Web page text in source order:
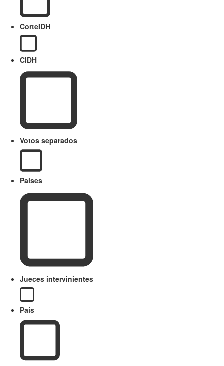
CorteIDH
CIDH
Votos separados
Paises
Jueces intervinientes
País